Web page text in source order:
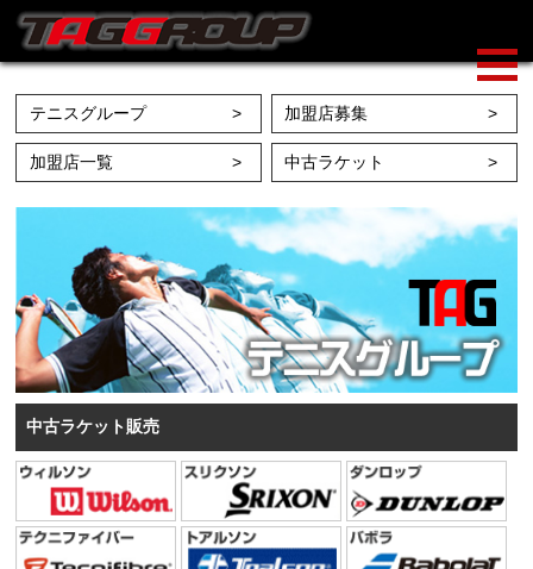
テニスグループ 加盟店募集
加盟店一覧 中古ラケット
中古ラケット販売